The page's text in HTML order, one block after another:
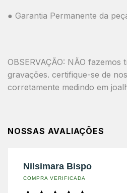
● Garantia Permanente da
OBSERVAÇÃO: NÃO
gravações. certifique-se de
corretamente medindo em
NOSSAS AVALIAÇÕES
Nilsimara Bispo
COMPRA VERIFICADA